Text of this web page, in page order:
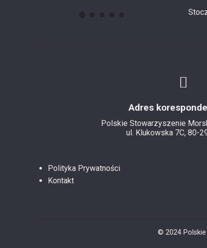
Adres
Polskie Stowarzyszenie
ul. Klukowska 7C, 80-
Polityka Prywatności
Kontakt
© 2024